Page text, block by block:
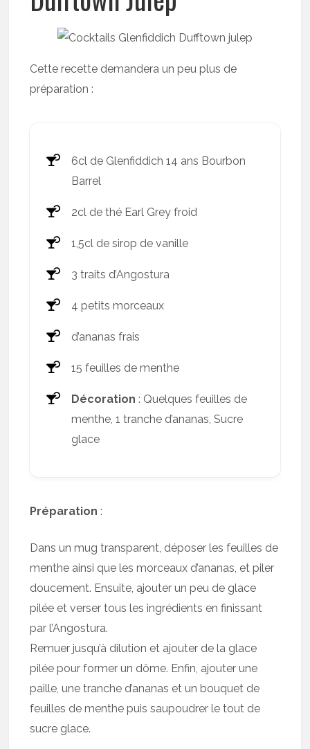
Cette recette demandera un peu plus de
préparation :
6cl de Glenfiddich 14 ans Bourbon
Barrel
2cl de thé Earl Grey froid
1,5cl de sirop de vanille
3 traits d’Angostura
4 petits morceaux
d’ananas frais
15 feuilles de menthe
Décoration : Quelques feuilles de
menthe, 1 tranche d’ananas, Sucre
glace
Préparation :
Dans un mug transparent, déposer les feuilles de
menthe ainsi que les morceaux d’ananas, et piler
doucement. Ensuite, ajouter un peu de glace
pilée et verser tous les ingrédients en finissant
par l’Angostura.
Remuer jusqu’à dilution et ajouter de la glace
pilée pour former un dôme. Enfin, ajouter une
paille, une tranche d’ananas et un bouquet de
feuilles de menthe puis saupoudrer le tout de
sucre glace.